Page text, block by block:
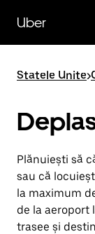
direct
conținutul
principal
Uber
Statele Unite>
Plănuiești să
sau că
la maximum
de la aeroport
trasee și